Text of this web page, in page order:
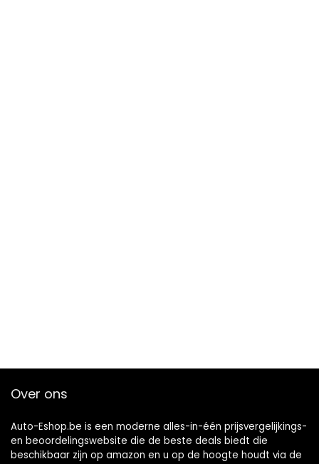
Over ons
Auto-Eshop.be is een moderne alles-in-één prijsvergelijkings-
en beoordelingswebsite die de beste deals biedt die
beschikbaar zijn op amazon en u op de hoogte houdt via de